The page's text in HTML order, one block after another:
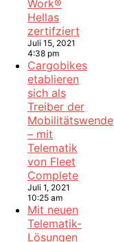
Work®
Hellas
zertifziert
Juli 15, 2021
4:38 pm
Cargobikes
etablieren
sich als
Treiber der
Mobilitätswende
– mit
Telematik
von Fleet
Complete
Juli 1, 2021
10:25 am
Mit neuen
Telematik-
Lösungen